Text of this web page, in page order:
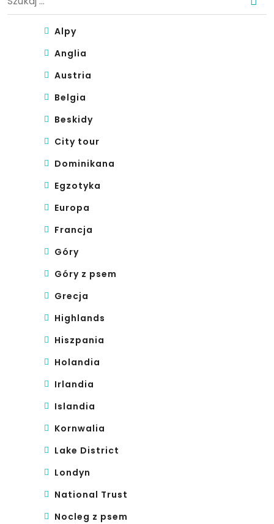
Alpy
Anglia
Austria
Belgia
Beskidy
City tour
Dominikana
Egzotyka
Europa
Francja
Góry
Góry z psem
Grecja
Highlands
Hiszpania
Holandia
Irlandia
Islandia
Kornwalia
Lake District
Londyn
National Trust
Nocleg z psem